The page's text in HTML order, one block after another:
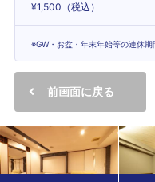
¥1,500（税込）
※GW・お盆・年末年始等の連休
前画面に戻る